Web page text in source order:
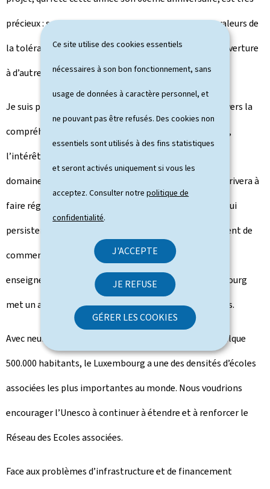
Ce site utilise des cookies essentiels
nécessaires à son bon fonctionnement, sans
usage de données à caractère personnel, et
ne pouvant pas être refusés. Des cookies non
essentiels sont utilisés à des fins statistiques
et seront activés uniquement si vous les
acceptez. Consulter notrepolitique de
confidentialité.
J'ACCEPTE
JE REFUSE
GÉRER LES COOKIES
précieux : son but est de transmettre aux jeunes les valeurs de
la tolérance, du respect des droits de l’Homme, de l’ouverture
à d’autres manières de penser, de sentir et d’agir.
Je suis profondément convaincue que ce n’est qu’à travers la
compréhension internationale, le respect de l’altérité,
l’intérêt pour la culture de l’autre, l’échange d’idées –
domaines d’excellence de l’Unesco – que l’Humanité arrivera à
faire régner la tolérance et donc la paix là où aujourd’hui
persistent fanatisme, misère et donc conflits. Il convient de
commencer très tôt, dès le jeune âge, avec un tel
enseignement. C’est la raison pour laquelle le Luxembourg
met un accent si fort sur le Réseau des écoles associées.
Avec neuf écoles associées pour une population de quelque
500.000 habitants, le Luxembourg a une des densités d’écoles
associées les plus importantes au monde. Nous voudrions
encourager l’Unesco à continuer à étendre et à renforcer le
Réseau des Ecoles associées.
Face aux problèmes d’infrastructure et de financement